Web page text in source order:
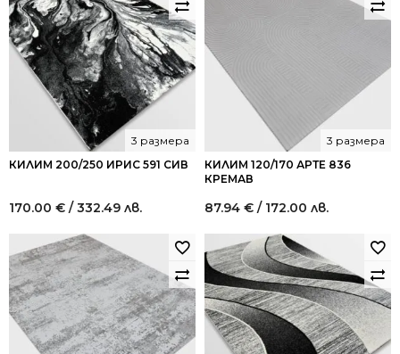
КИЛИМ 200/250 ИРИС 591 СИВ
3 размера
170.00 € / 332.49 лв.
КИЛИМ 120/170 АРТЕ 836
КРЕМАВ
3 размера
87.94 € / 172.00 лв.